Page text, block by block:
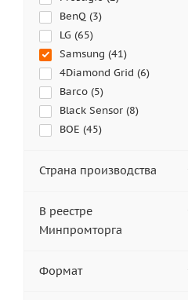
BenQ (3)
LG (65)
Samsung (41)
4Diamond Grid (6)
Barco (5)
Black Sensor (8)
BOE (45)
Dahua Technology (
Страна производства
В реестре
Минпромторга
Формат